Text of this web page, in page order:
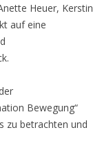
Heuer, Kerstin
auf eine
Bewegung“
zu betrachten und